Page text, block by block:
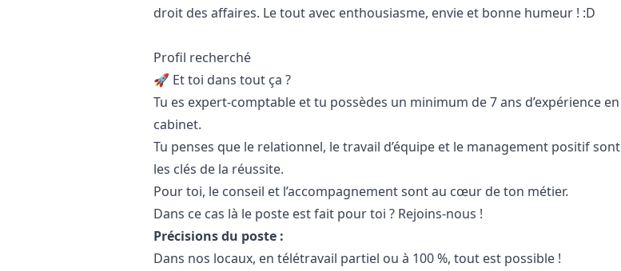
droit des affaires. Le tout avec enthousiasme, envie et bonne humeur ! :D
Profil recherché
🚀 Et toi dans tout ça ?
Tu es expert-comptable et tu possèdes un minimum de 7 ans d’expérience en
cabinet.
Tu penses que le relationnel, le travail d’équipe et le management positif sont
les clés de la réussite.
Pour toi, le conseil et l’accompagnement sont au cœur de ton métier.
Dans ce cas là le poste est fait pour toi ? Rejoins-nous !
Précisions du poste :
Dans nos locaux, en télétravail partiel ou à 100 %, tout est possible !